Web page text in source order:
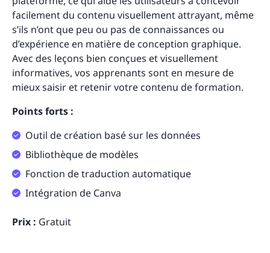
facilement du contenu visuellement attrayant, même
s’ils n’ont que peu ou pas de connaissances ou
d’expérience en matière de conception graphique.
Avec des leçons bien conçues et visuellement
informatives, vos apprenants sont en mesure de
mieux saisir et retenir votre contenu de formation.
Points forts :
Outil de création basé sur les données
Bibliothèque de modèles
Fonction de traduction automatique
Intégration de Canva
Prix : Gratuit